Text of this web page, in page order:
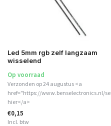
Led 5mm rgb zelf langzaam
wisselend
Op voorraad
Verzonden op 24 augustus <a
href="https://www.benselectronics.nl/
hier</a>
€0,15
Incl. btw